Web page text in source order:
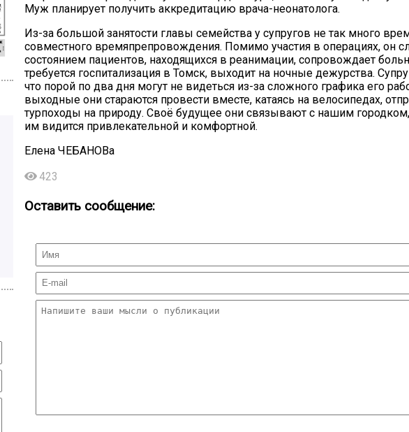
Муж планирует получить аккредитацию врача-неонатолога.
Из-за большой занятости главы семейства у супругов не так много
совместного времяпрепровождения. Помимо участия в операциях, он
состоянием пациентов, находящихся в реанимации, сопровождает
требуется госпитализация в Томск, выходит на ночные дежурства.
что порой по два дня могут не видеться из-за сложного графика его
выходные они стараются провести вместе, катаясь на велосипедах,
турпоходы на природу. Своё будущее они связывают с нашим
им видится привлекательной и комфортной.
Елена ЧЕБАНОВа
423
Оставить сообщение: